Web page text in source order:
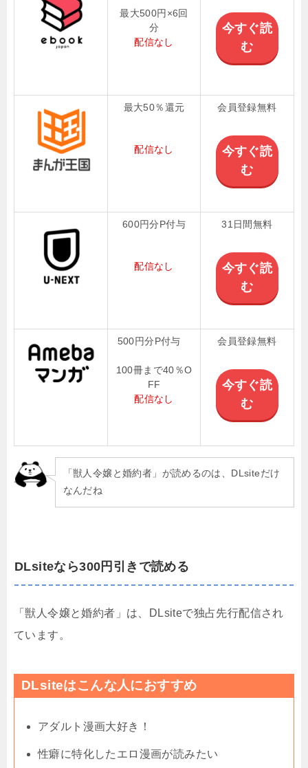
最大500円×6回
分
配信なし
今すぐ読
む
最大50％還元
配信なし
会員登録無料
今すぐ読
む
600円分P付与
配信なし
31日間無料
今すぐ読
む
500円分P付与
100冊まで40％O
FF
配信なし
会員登録無料
今すぐ読
む
「獣人令嬢と婚約者」が読めるのは、DLsiteだけ
なんだね
DLsiteなら300円引きで読める
「獣人令嬢と婚約者」は、DLsiteで独占先行配信され
ています。
DLsiteはこんな人におすすめ
アダルト漫画大好き！
性癖に特化したエロ漫画が読みたい